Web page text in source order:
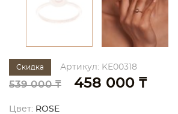
Скидка Артикул: KE00318
539 000 ₸ 458 000 ₸
Цвет: ROSE